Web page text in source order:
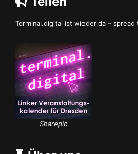
Terminal.digital ist wieder da - spread
Sharepic